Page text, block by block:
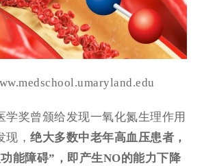
学奖曾颁给发现一氧化氮生理作用
现，绝大多数中老年高血压患者，
能障碍”，即产生NO的能力下降